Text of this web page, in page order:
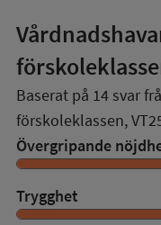
Baserat på 14 svar
förskoleklassen,
Övergripande
Trygghet